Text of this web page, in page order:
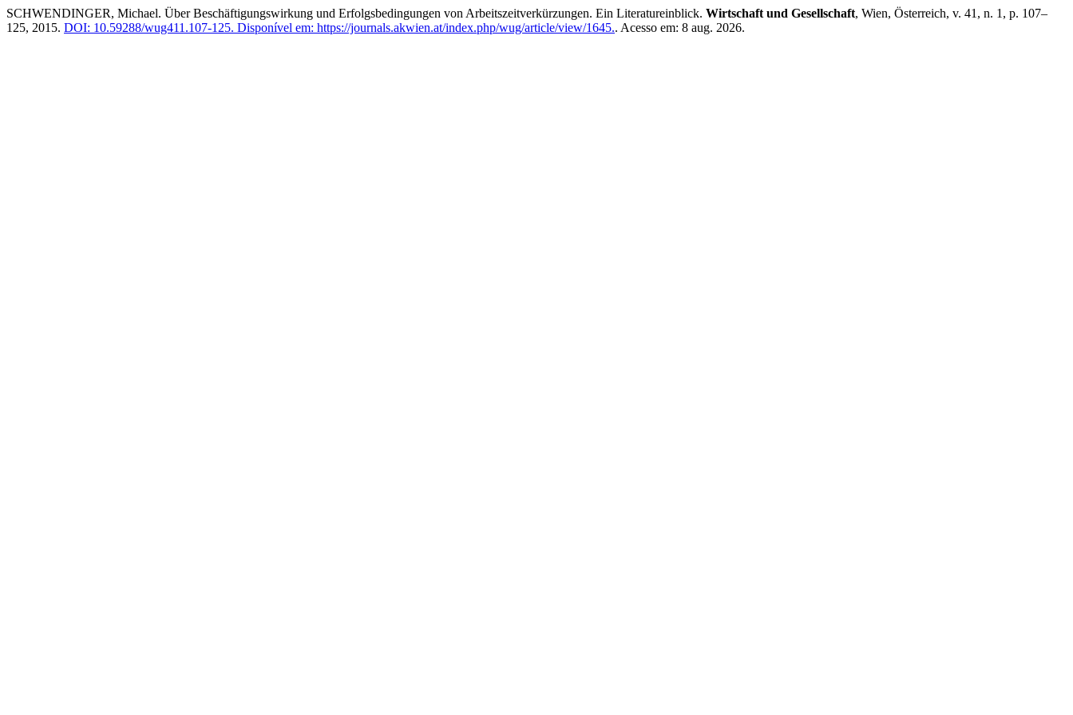
SCHWENDINGER, Michael. Über Beschäftigungswirkung und Erfolgsbedingungen von Arbeitszeitverkürzungen. Ein Literatureinblick. Wirtschaft und Gesellschaft, Wien, Österreich, v. 41, n. 1, p. 107–
125, 2015. DOI: 10.59288/wug411.107-125. Disponível em: https://journals.akwien.at/index.php/wug/article/view/1645.. Acesso em: 8 aug. 2026.